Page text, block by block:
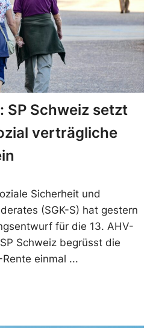
SP Schweiz setzt
verträgliche
Sicherheit und
(SGK-S) hat gestern
für die 13. AHV-
Schweiz begrüsst die
einmal